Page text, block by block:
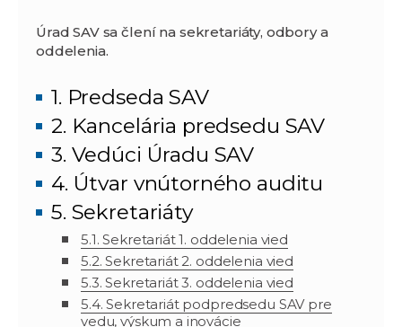
Úrad SAV sa člení na sekretariáty, odbory a
oddelenia.
1. Predseda SAV
2. Kancelária predsedu SAV
3. Vedúci Úradu SAV
4. Útvar vnútorného auditu
5. Sekretariáty
5.1. Sekretariát 1. oddelenia vied
5.2. Sekretariát 2. oddelenia vied
5.3. Sekretariát 3. oddelenia vied
5.4. Sekretariát podpredsedu SAV pre
vedu, výskum a inovácie